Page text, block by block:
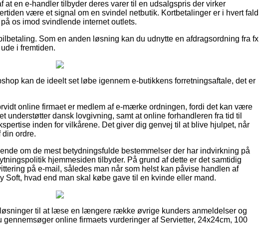
at en e-handler tilbyder deres varer til en udsalgspris der virker
være et signal om en svindel netbutik. Kortbetalinger er i hvert fald
os imod svindlende internet outlets.
Som en anden løsning kan du udnytte en afdragsordning fra fx
i fremtiden.
kan de ideelt set løbe igennem e-butikkens forretningsaftale, det er
online firmaet er medlem af e-mærke ordningen, fordi det kan være
understøtter dansk lovgivning, samt at online forhandleren fra tid til
inden for vilkårene. Det giver dig genvej til at blive hjulpet, når
ordre.
om de mest betydningsfulde bestemmelser der har indvirkning på
hjemmesiden tilbyder. På grund af dette er det samtidig
på e-mail, således man når som helst kan påvise handlen af
Soft, hvad end man skal købe gave til en kvinde eller mand.
til at læse en længere række øvrige kunders anmeldelser og
online firmaets vurderinger af Servietter, 24x24cm, 100